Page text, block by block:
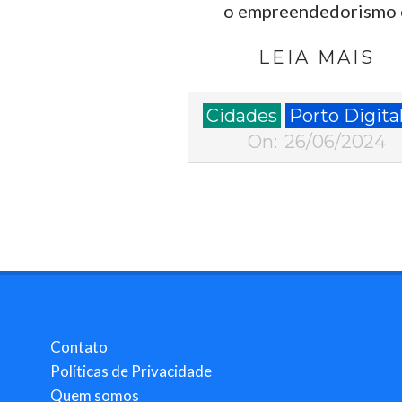
o empreendedorismo
LEIA MAIS
2024-
06-
Cidades
Porto
On: 26/06/2024
Contato
Políticas de Privacidade
Quem somos